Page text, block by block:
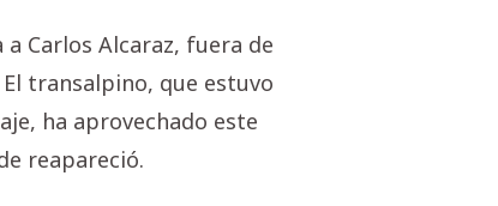
Carlos Alcaraz, fuera de
transalpino, que estuvo
ha aprovechado este
reapareció.